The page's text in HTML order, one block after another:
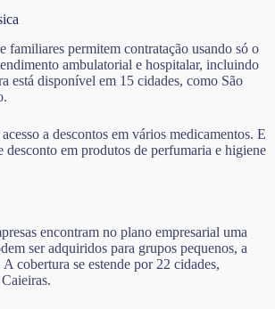
familiares permitem contratação usando só o
ambulatorial e hospitalar, incluindo
está disponível em 15 cidades, como São
a descontos em vários medicamentos. E
desconto em produtos de perfumaria e higiene
encontram no plano empresarial uma
ser adquiridos para grupos pequenos, a
A cobertura se estende por 22 cidades,